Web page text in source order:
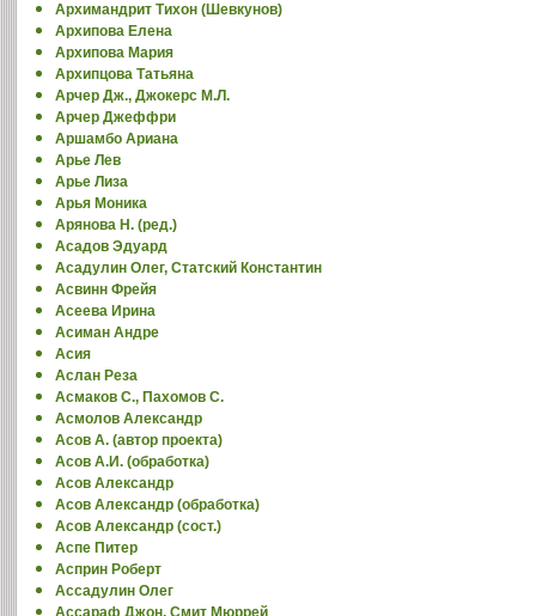
Архимандрит Тихон (Шевкунов)
Архипова Елена
Архипова Мария
Архипцова Татьяна
Арчер Дж., Джокерс М.Л.
Арчер Джеффри
Аршамбо Ариана
Арье Лев
Арье Лиза
Арья Моника
Арянова Н. (ред.)
Асадов Эдуард
Асадулин Олег, Статский Константин
Асвинн Фрейя
Асеева Ирина
Асиман Андре
Асия
Аслан Реза
Асмаков С., Пахомов С.
Асмолов Александр
Асов А. (автор проекта)
Асов А.И. (обработка)
Асов Александр
Асов Александр (обработка)
Асов Александр (сост.)
Аспе Питер
Асприн Роберт
Ассадулин Олег
Ассараф Джон, Смит Мюррей